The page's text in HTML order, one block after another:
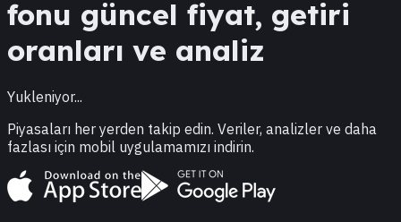
fonu güncel fiyat, getiri
oranları ve analiz
Yukleniyor...
Piyasaları her yerden takip edin. Veriler, analizler ve daha
fazlası için mobil uygulamamızı indirin.